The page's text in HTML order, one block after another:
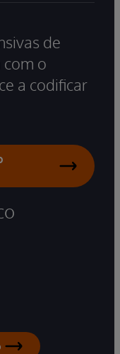
de
com o
a codificar